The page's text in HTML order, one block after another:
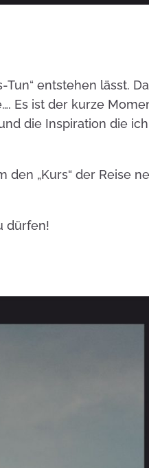
entstehen lässt.
Es ist der kurze
die Inspiration die
den „Kurs“ der Reise
dürfen!